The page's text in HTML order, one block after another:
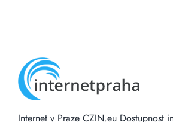
Internet v Praze CZIN.eu Dostupnost